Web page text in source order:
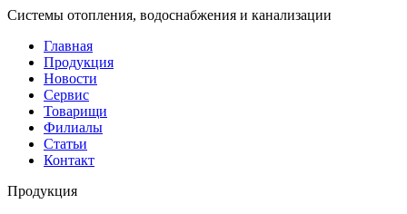
Системы отопления, водоснабжения и канализации
Главная
Продукция
Новости
Сервис
Товарищи
Филиалы
Статьи
Контакт
Продукция